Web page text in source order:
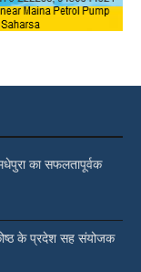
का सफलतापूर्वक
के प्रदेश सह संयोजक